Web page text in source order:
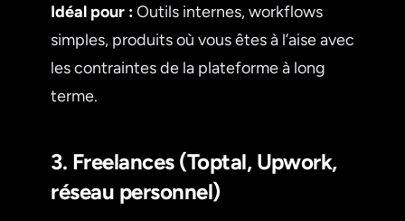
Idéal pour :Outils internes, workflows
simples, produits où vous êtes à l’aise avec
les contraintes de la plateforme à long
terme.
3. Freelances (Toptal, Upwork,
réseau personnel)